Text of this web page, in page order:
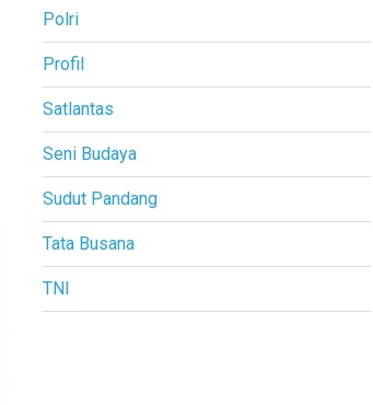
Polri
Profil
Satlantas
Seni Budaya
Sudut Pandang
Tata Busana
TNI